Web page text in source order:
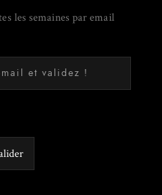
les semaines par email